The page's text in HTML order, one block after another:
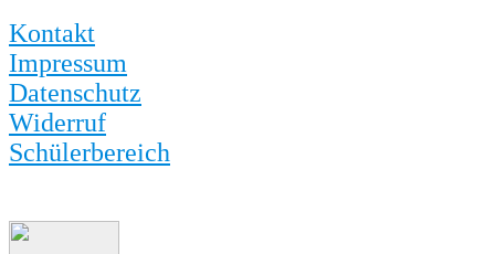
Kontakt
Impressum
Datenschutz
Widerruf
Schülerbereich